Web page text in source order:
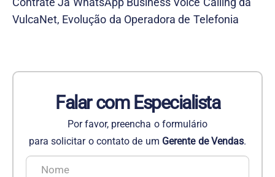
VulcaNet, Evolução da Operadora de Telefonia
Falar com Especialista
Por favor, preencha o formulário
para solicitar o contato de um Gerente de Vendas.